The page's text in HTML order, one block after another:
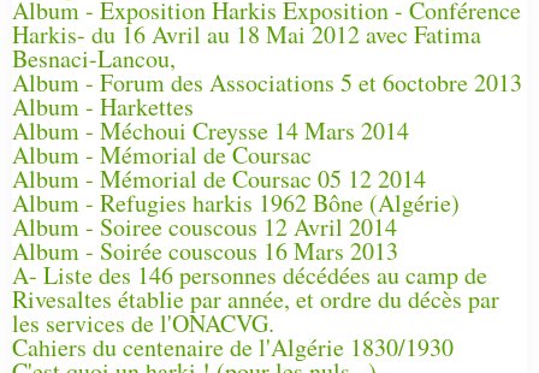
Album - Exposition Harkis Exposition - Conférence
Harkis- du 16 Avril au 18 Mai 2012 avec Fatima
Besnaci-Lancou,
Album - Forum des Associations 5 et 6octobre 2013
Album - Harkettes
Album - Méchoui Creysse 14 Mars 2014
Album - Mémorial de Coursac
Album - Mémorial de Coursac 05 12 2014
Album - Refugies harkis 1962 Bône (Algérie)
Album - Soiree couscous 12 Avril 2014
Album - Soirée couscous 16 Mars 2013
A- Liste des 146 personnes décédées au camp de
Rivesaltes établie par année, et ordre du décès par
les services de l'ONACVG.
Cahiers du centenaire de l'Algérie 1830/1930